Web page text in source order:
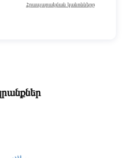
Հրապարակման կանոնները